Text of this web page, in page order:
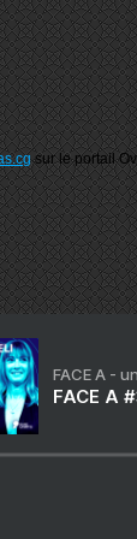
sur le portail
FACE A -
FACE A